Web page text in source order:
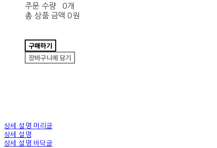
주문 수량
0개
총 상품 금액 0원
구매하기
장바구니에 담기
상세 설명 머리글
상세 설명
상세 설명 바닥글